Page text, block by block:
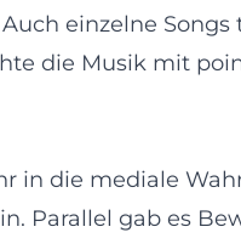
einzelne Songs
die Musik mit
in die mediale
Parallel gab es